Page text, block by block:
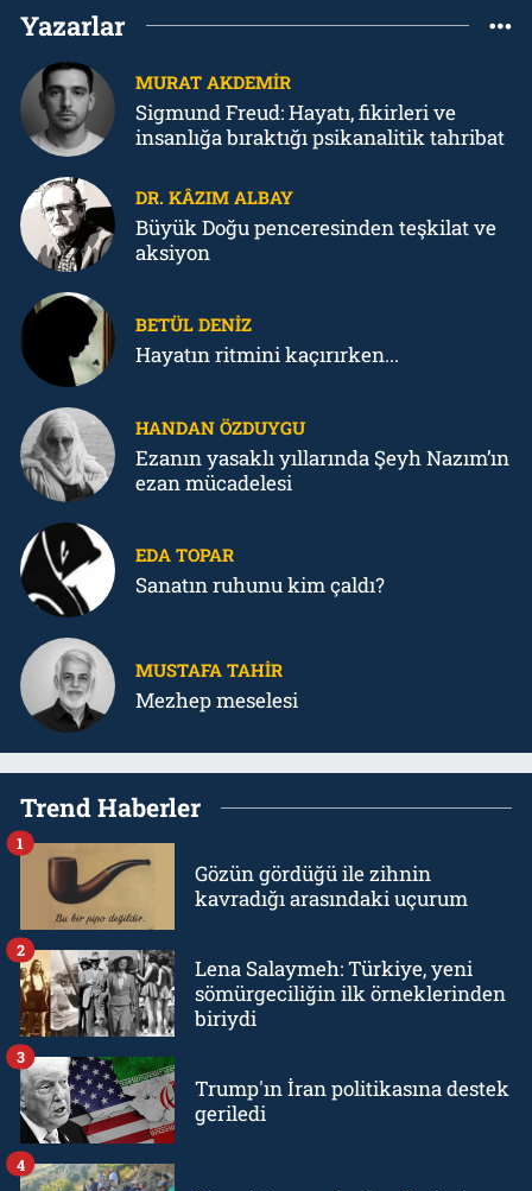
Yazarlar
MURAT AKDEMIR
Sigmund Freud: Hayatı, fikirleri ve
insanlığa bıraktığı psikanalitik tahribat
DR. KÂZIM ALBAY
Büyük Doğu penceresinden teşkilat ve
aksiyon
BETÜL DENIZ
Hayatın ritmini kaçırırken...
HANDAN ÖZDUYGU
Ezanın yasaklı yıllarında Şeyh Nazım’ın
ezan mücadelesi
EDA TOPAR
Sanatın ruhunu kim çaldı?
MUSTAFA TAHIR
Mezhep meselesi
Trend Haberler
Gözün gördüğü ile zihnin
kavradığı arasındaki uçurum
1
Lena Salaymeh: Türkiye, yeni
sömürgeciliğin ilk örneklerinden
biriydi
2
Trump'ın İran politikasına destek
geriledi
3
4